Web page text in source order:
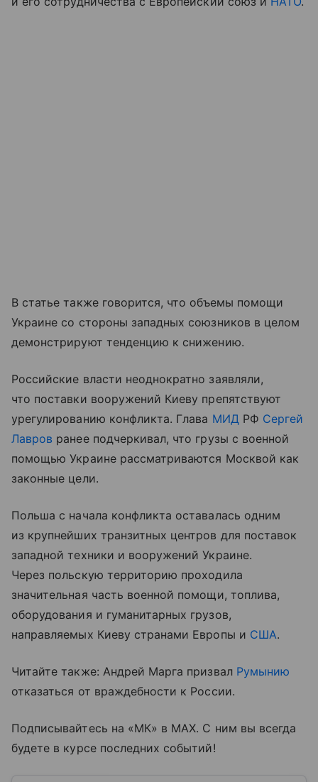
В статье также говорится, что объемы помощи
Украине со стороны западных союзников в целом
демонстрируют тенденцию к снижению.
Российские власти неоднократно заявляли,
что поставки вооружений Киеву препятствуют
урегулированию конфликта. Глава МИДРФ Сергей
Лавров ранее подчеркивал, что грузы с военной
помощью Украине рассматриваются Москвой как
законные цели.
Польша с начала конфликта оставалась одним
из крупнейших транзитных центров для поставок
западной техники и вооружений Украине.
Через польскую территорию проходила
значительная часть военной помощи, топлива,
оборудования и гуманитарных грузов,
направляемых Киеву странами Европы и США.
Читайте также: Андрей Марга призвал Румынию
отказаться от враждебности к России.
Подписывайтесь на «МК» в MAX. С ним вы всегда
будете в курсе последних событий!